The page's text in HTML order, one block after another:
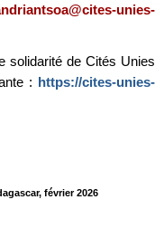
unies-
solidarité de Cités Unies
: https://cites-unies-
février 2026